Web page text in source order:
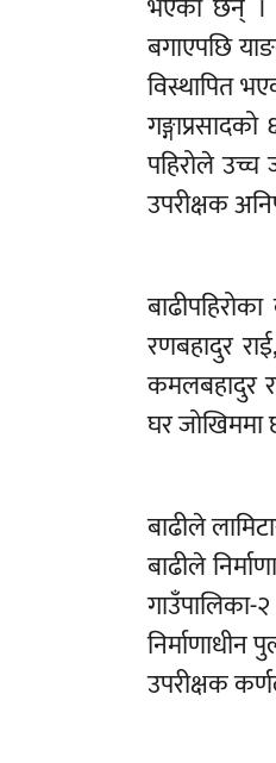
बगाएपछि
विस्थापित
पहिरोले उच्च
उपरीक्षक
रणबहादुर
कमलबहादुर
घर जोखिममा
बाढीले
बाढीले
उपरीक्षक